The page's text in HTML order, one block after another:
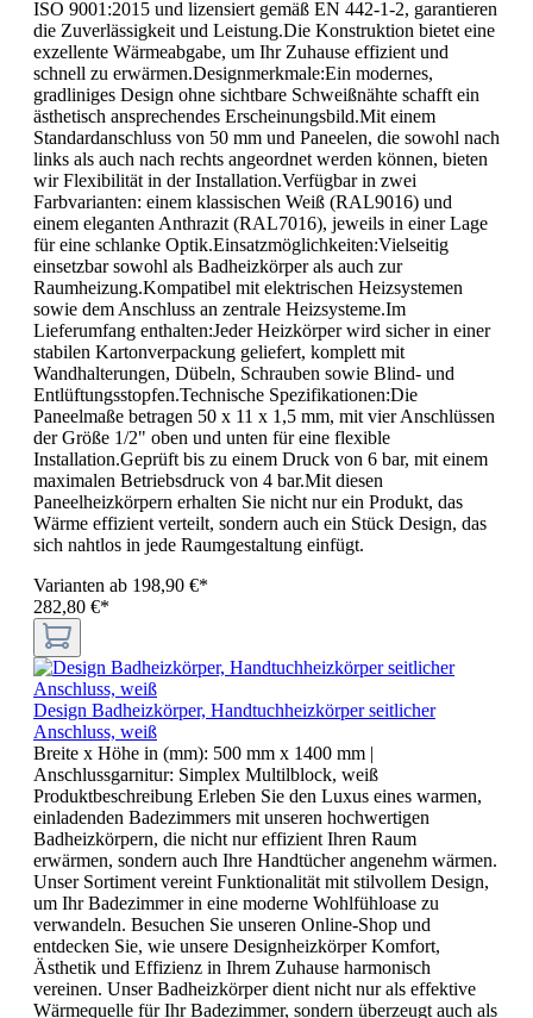
ISO 9001:2015 und lizensiert gemäß EN 442-1-2, garantieren
die Zuverlässigkeit und Leistung.Die Konstruktion bietet eine
exzellente Wärmeabgabe, um Ihr Zuhause effizient und
schnell zu erwärmen.Designmerkmale:Ein modernes,
gradliniges Design ohne sichtbare Schweißnähte schafft ein
ästhetisch ansprechendes Erscheinungsbild.Mit einem
Standardanschluss von 50 mm und Paneelen, die sowohl nach
links als auch nach rechts angeordnet werden können, bieten
wir Flexibilität in der Installation.Verfügbar in zwei
Farbvarianten: einem klassischen Weiß (RAL9016) und
einem eleganten Anthrazit (RAL7016), jeweils in einer Lage
für eine schlanke Optik.Einsatzmöglichkeiten:Vielseitig
einsetzbar sowohl als Badheizkörper als auch zur
Raumheizung.Kompatibel mit elektrischen Heizsystemen
sowie dem Anschluss an zentrale Heizsysteme.Im
Lieferumfang enthalten:Jeder Heizkörper wird sicher in einer
stabilen Kartonverpackung geliefert, komplett mit
Wandhalterungen, Dübeln, Schrauben sowie Blind- und
Entlüftungsstopfen.Technische Spezifikationen:Die
Paneelmaße betragen 50 x 11 x 1,5 mm, mit vier Anschlüssen
der Größe 1/2" oben und unten für eine flexible
Installation.Geprüft bis zu einem Druck von 6 bar, mit einem
maximalen Betriebsdruck von 4 bar.Mit diesen
Paneelheizkörpern erhalten Sie nicht nur ein Produkt, das
Wärme effizient verteilt, sondern auch ein Stück Design, das
sich nahtlos in jede Raumgestaltung einfügt.
Varianten ab 198,90 €*
282,80 €*
Design Badheizkörper, Handtuchheizkörper seitlicher
Anschluss, weiß
Breite x Höhe in (mm): 500 mm x 1400 mm |
Anschlussgarnitur: Simplex Multilblock, weiß
Produktbeschreibung Erleben Sie den Luxus eines warmen,
einladenden Badezimmers mit unseren hochwertigen
Badheizkörpern, die nicht nur effizient Ihren Raum
erwärmen, sondern auch Ihre Handtücher angenehm wärmen.
Unser Sortiment vereint Funktionalität mit stilvollem Design,
um Ihr Badezimmer in eine moderne Wohlfühloase zu
verwandeln. Besuchen Sie unseren Online-Shop und
entdecken Sie, wie unsere Designheizkörper Komfort,
Ästhetik und Effizienz in Ihrem Zuhause harmonisch
vereinen. Unser Badheizkörper dient nicht nur als effektive
Wärmequelle für Ihr Badezimmer, sondern überzeugt auch als